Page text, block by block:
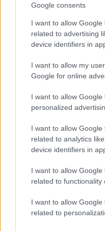
Google consents
I want to allow
related to advertising
device identifiers in
I want to allow my
Google for online
I want to allow Google
personalized
I want to allow
related to analytics
device identifiers in
I want to allow
related to functionality
I want to allow
related to